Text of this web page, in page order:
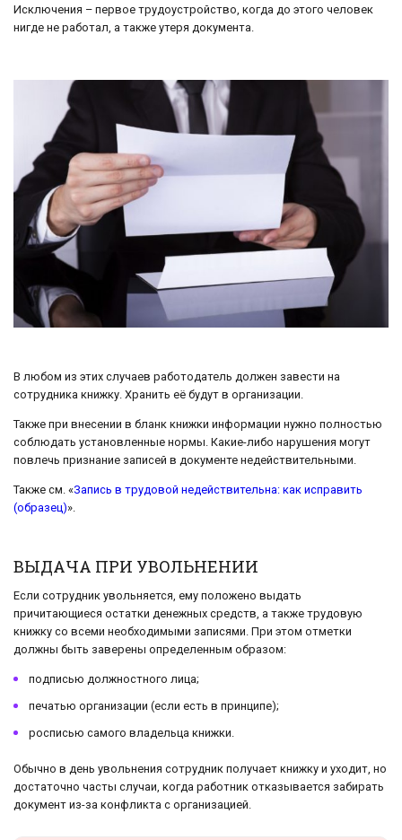
Исключения – первое трудоустройство, когда до этого человек
нигде не работал, а также утеря документа.
В любом из этих случаев работодатель должен завести на
сотрудника книжку. Хранить её будут в организации.
Также при внесении в бланк книжки информации нужно полностью
соблюдать установленные нормы. Какие-либо нарушения могут
повлечь признание записей в документе недействительными.
Также см. «Запись в трудовой недействительна: как исправить
(образец)».
ВЫДАЧА ПРИ УВОЛЬНЕНИИ
Если сотрудник увольняется, ему положено выдать
причитающиеся остатки денежных средств, а также трудовую
книжку со всеми необходимыми записями. При этом отметки
должны быть заверены определенным образом:
подписью должностного лица;
печатью организации (если есть в принципе);
росписью самого владельца книжки.
Обычно в день увольнения сотрудник получает книжку и уходит, но
достаточно часты случаи, когда работник отказывается забирать
документ из-за конфликта с организацией.